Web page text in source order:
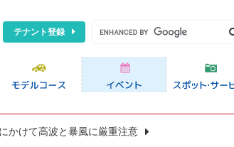
テナント登録
かけて高波と暴風に厳重注意